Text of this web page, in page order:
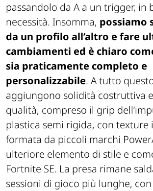
passandolo da A a un trigger, in
necessità. Insomma, possiamo
da un profilo all’altro e fare
cambiamenti ed è chiaro
sia praticamente completo e
personalizzabile. A tutto
aggiungono solidità costruttiva
qualità, compreso il grip
plastica semi rigida, con texture
formata da piccoli marchi
ulteriore elemento di stile e
Fortnite SE. La presa rimane
sessioni di gioco più lunghe, con